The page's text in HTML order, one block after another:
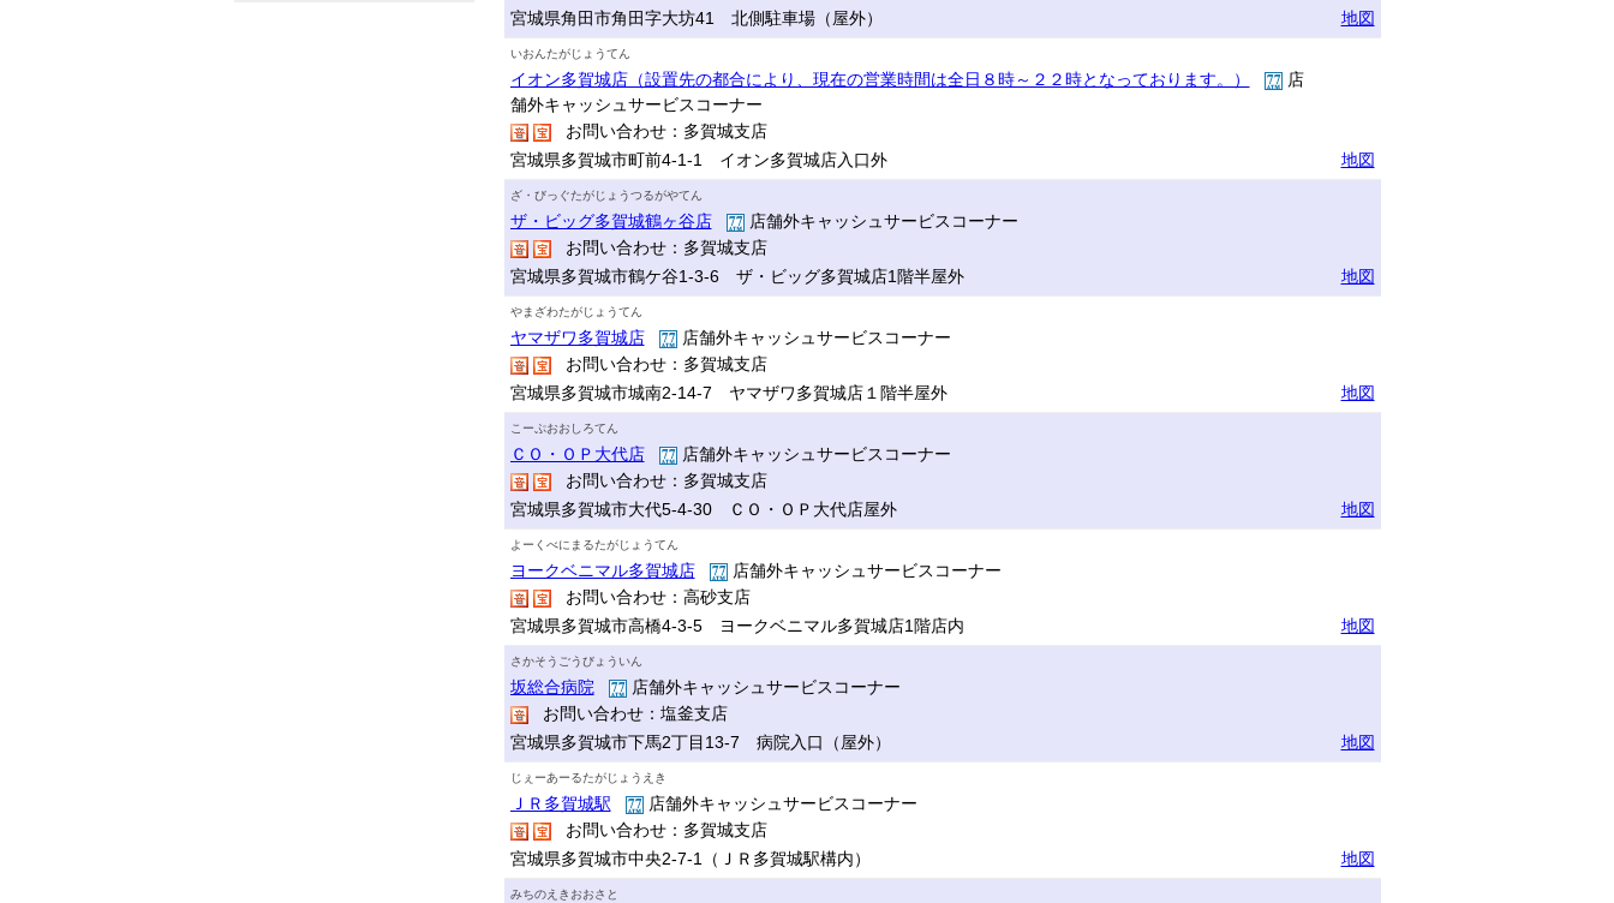
宮城県角田市角田字大坊41 北側駐車場（屋外）
地図
いおんたがじょうてん
イオン多賀城店（設置先の都合により、現在の営業時間は全日８時～２２時となっております。）
店
舗外キャッシュサービスコーナー
お問い合わせ：多賀城支店
宮城県多賀城市町前4-1-1 イオン多賀城店入口外
地図
ざ・びっぐたがじょうつるがやてん
ザ・ビッグ多賀城鶴ヶ谷店
店舗外キャッシュサービスコーナー
お問い合わせ：多賀城支店
宮城県多賀城市鶴ケ谷1-3-6 ザ・ビッグ多賀城店1階半屋外
地図
やまざわたがじょうてん
ヤマザワ多賀城店
店舗外キャッシュサービスコーナー
お問い合わせ：多賀城支店
宮城県多賀城市城南2-14-7 ヤマザワ多賀城店１階半屋外
地図
こーぷおおしろてん
ＣＯ・ＯＰ大代店
店舗外キャッシュサービスコーナー
お問い合わせ：多賀城支店
宮城県多賀城市大代5-4-30 ＣＯ・ＯＰ大代店屋外
地図
よーくべにまるたがじょうてん
ヨークベニマル多賀城店
店舗外キャッシュサービスコーナー
お問い合わせ：高砂支店
宮城県多賀城市高橋4-3-5 ヨークベニマル多賀城店1階店内
地図
さかそうごうびょういん
坂総合病院
店舗外キャッシュサービスコーナー
お問い合わせ：塩釜支店
宮城県多賀城市下馬2丁目13-7 病院入口（屋外）
地図
じぇーあーるたがじょうえき
ＪＲ多賀城駅
店舗外キャッシュサービスコーナー
お問い合わせ：多賀城支店
宮城県多賀城市中央2-7-1（ＪＲ多賀城駅構内）
地図
みちのえきおおさと